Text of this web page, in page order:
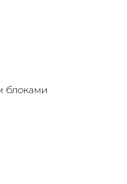
блоками